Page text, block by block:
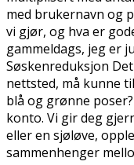
med brukernavn og
vi gjør, og hva er
gammeldags, jeg er
Søskenreduksjon
nettsted, må kunne
blå og grønne
konto. Vi gir deg
eller en sjøløve,
sammenhenger